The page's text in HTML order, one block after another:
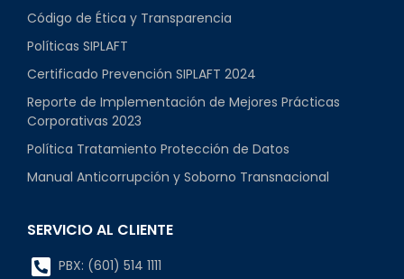
Código de Ética y Transparencia
Políticas SIPLAFT
Certificado Prevención SIPLAFT 2024
Reporte de Implementación de Mejores Prácticas
Corporativas 2023
Política Tratamiento Protección de Datos
Manual Anticorrupción y Soborno Transnacional
SERVICIO AL CLIENTE
PBX: (601) 514 1111